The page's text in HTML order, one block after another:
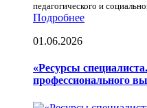
педагогического и
Подробнее
01.06.2026
«Ресурсы
профессионального